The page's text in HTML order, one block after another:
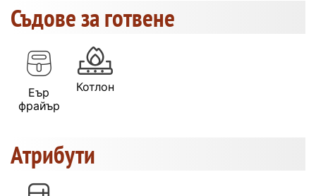
Съдове за готвене
Еър
фрайър
Котлон
Атрибути